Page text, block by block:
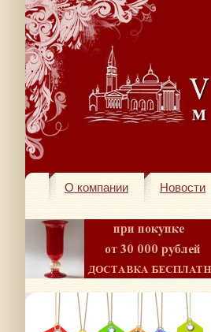
О компании Новости